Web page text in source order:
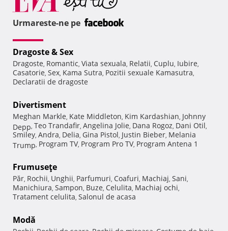
Urmareste-ne pe
Dragoste & Sex
Dragoste, Romantic, Viata sexuala, Relatii, Cuplu, Iubire,
Casatorie, Sex, Kama Sutra, Pozitii sexuale Kamasutra,
Declaratii de dragoste
Divertisment
Meghan Markle, Kate Middleton, Kim Kardashian, Johnny
Depp, Teo Trandafir, Angelina Jolie, Dana Rogoz, Dani Otil,
Smiley, Andra, Delia, Gina Pistol, Justin Bieber, Melania
Trump, Program TV, Program Pro TV, Program Antena 1
Frumuseţe
Păr, Rochii, Unghii, Parfumuri, Coafuri, Machiaj, Sani,
Manichiura, Sampon, Buze, Celulita, Machiaj ochi,
Tratament celulita, Salonul de acasa
Modă